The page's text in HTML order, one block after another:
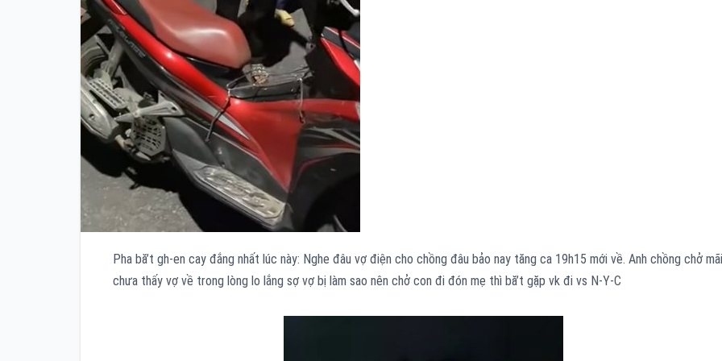
Pha bă’t gh-en cay đắng nhất lúc này: Nghe đâu vợ điện cho chồng đâu bảo nay tăng ca 19h15 mới về. Anh chồng chở mãi
chưa thấy vợ về trong lòng lo lắng sợ vợ bị làm sao nên chở con đi đón mẹ thì bă’t gặp vk đi vs N-Y-C